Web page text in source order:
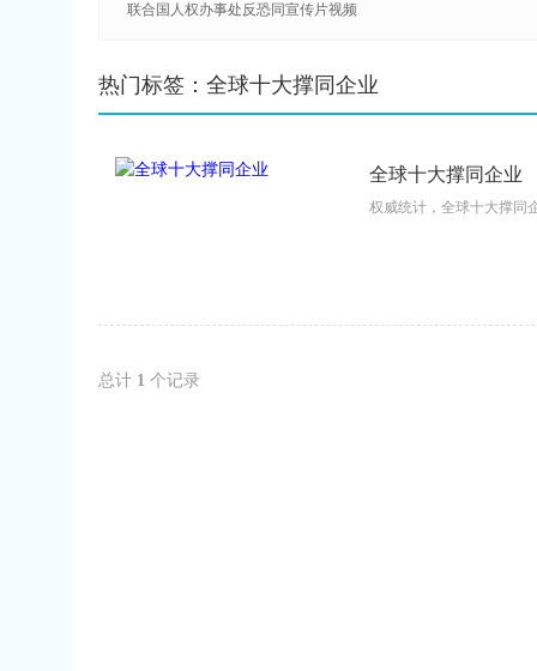
联合国人权办事处反恐同宣传片视频
热门标签：全球十大撑同企业
全球十大撑同企业
权威统计，全球十大撑同
总计 1 个记录